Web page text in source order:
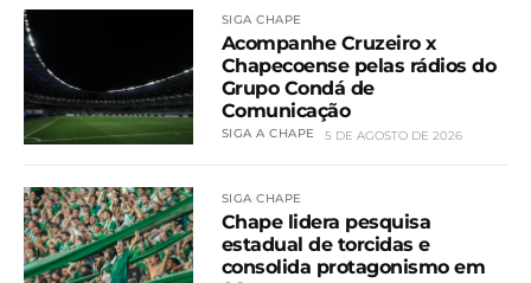
SIGA CHAPE
Acompanhe Cruzeiro x
Chapecoense pelas rádios do
Grupo Condá de
Comunicação
SIGA A CHAPE 5 DE AGOSTO DE 2026
SIGA CHAPE
Chape lidera pesquisa
estadual de torcidas e
consolida protagonismo em